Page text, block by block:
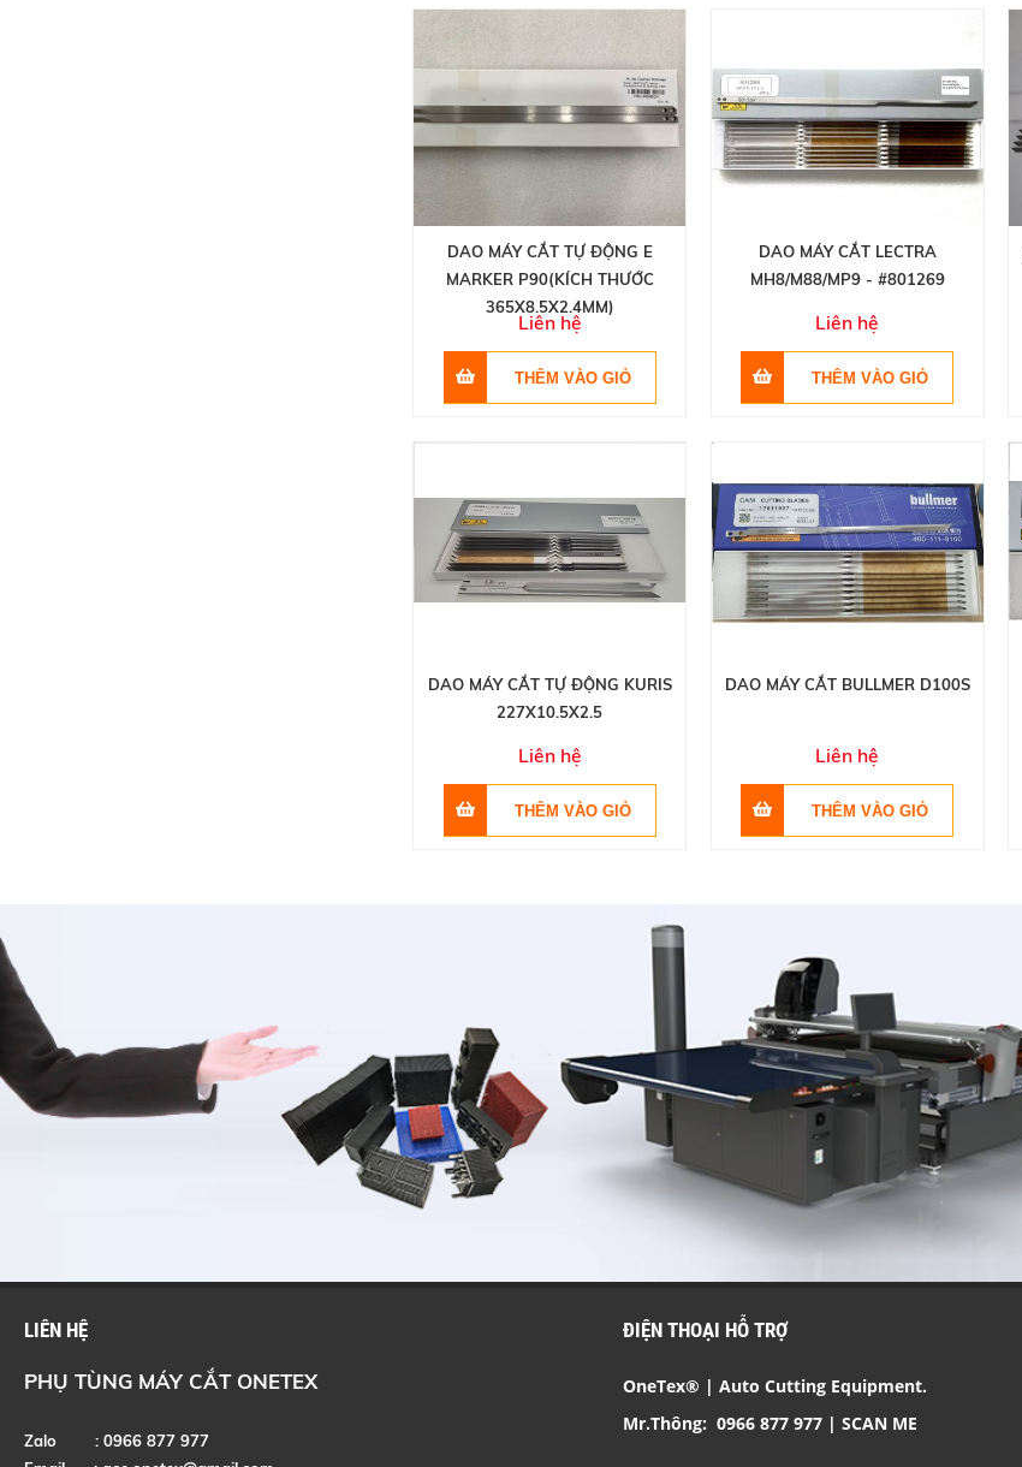
DAO MÁY CẮT TỰ ĐỘNG E
MARKER P90(KÍCH THƯỚC
365X8.5X2.4MM)
Liên hệ
DAO MÁY CẮT LECTRA
MH8/M88/MP9 - #801269
Liên hệ
DAO MÁY CẮT TỰ ĐỘNG KURIS
227X10.5X2.5
Liên hệ
DAO MÁY CẮT BULLMER D100S
Liên hệ
LIÊN HỆ
PHỤ TÙNG MÁY CẮT ONETEX
Zalo : 0966 877 977
ĐIỆN THOẠI HỖ TRỢ
OneTex® | Auto Cutting Equipment.
Mr.Thông:0966 877 977 | SCAN ME